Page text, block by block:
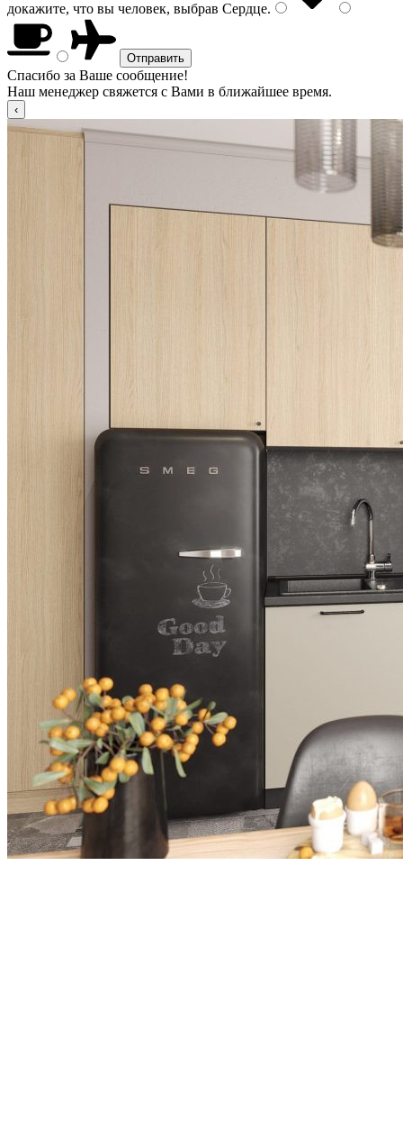
докажите, что вы человек, выбрав Сердце.
Спасибо за Ваше сообщение!
Наш менеджер свяжется с Вами в ближайшее время.